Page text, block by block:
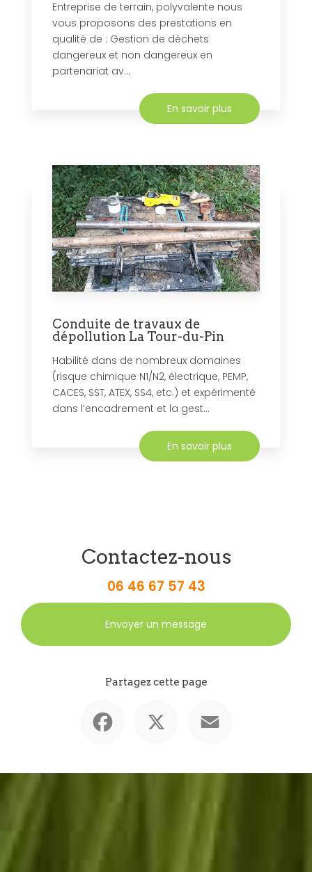
Entreprise de terrain, polyvalente nous
vous proposons des prestations en
qualité de : Gestion de déchets
dangereux et non dangereux en
partenariat av...
En savoir plus
Conduite de travaux de
dépollution La Tour-du-Pin
Habilité dans de nombreux domaines
(risque chimique N1/N2, électrique, PEMP,
CACES, SST, ATEX, SS4, etc.) et expérimenté
dans l’encadrement et la gest...
En savoir plus
Contactez-nous
06 46 67 57 43
Envoyer un message
Partagez cette page